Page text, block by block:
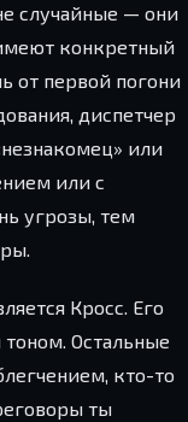
случайные — они
конкретный
от первой погони
диспетчер
или
или с
угрозы, тем
Кросс. Его
Остальные
кто-то
ты